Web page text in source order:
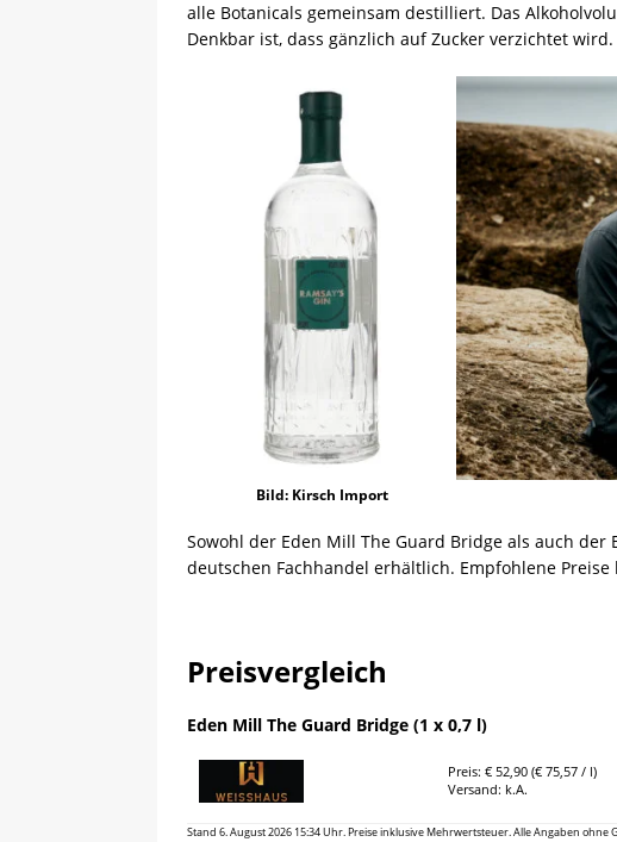
alle Botanicals gemeinsam destilliert. Das
Denkbar ist, dass gänzlich auf Zucker verzichtet wird.
Bild: Kirsch Import
Sowohl der Eden Mill The Guard Bridge als auch der
deutschen Fachhandel erhältlich. Empfohlene Preise
Preisvergleich
Eden Mill The Guard Bridge (1 x 0,7 l)
Preis: € 52,90 (€ 75,57 / l)
Versand: k.A.
Stand 6. August 2026 15:34 Uhr. Preise inklusive Mehrwertsteuer. Alle Angaben ohne